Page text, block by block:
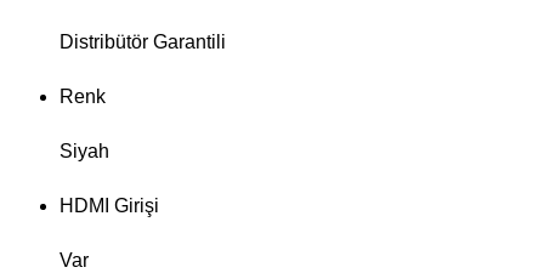
Distribütör Garantili
Renk
Siyah
HDMI Girişi
Var